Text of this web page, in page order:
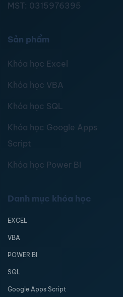
MST: 0315976395
Sản phẩm
Khóa học Excel
Khóa học VBA
Khóa học SQL
Khóa học Google Apps
Script
Khóa học Power BI
Danh mục khóa học
EXCEL
VBA
POWER BI
SQL
Google Apps Script